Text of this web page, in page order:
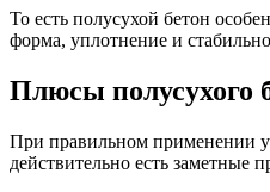
То есть полусухой бетон
форма, уплотнение и
Плюсы полусухого
При правильном применении у
действительно есть заметные